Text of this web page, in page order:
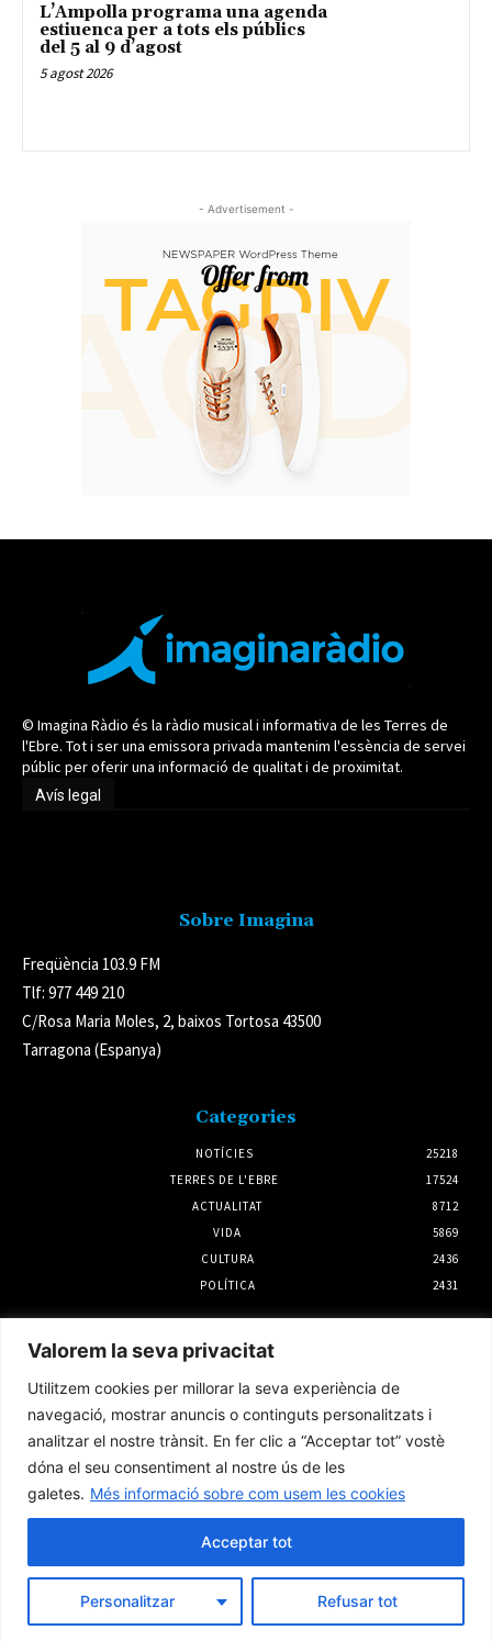
Valorem la seva privacitat
Utilitzem cookies per millorar la seva experiència de
navegació, mostrar anuncis o continguts personalitzats i
analitzar el nostre trànsit. En fer clic a “Acceptar tot” vostè
dóna el seu consentiment al nostre ús de les
galetes. Més informació sobre com usem les cookies
Personalitzar Refusar tot
Acceptar tot
L’Ampolla programa una agenda
estiuenca per a tots els públics
del 5 al 9 d’agost
5 agost 2026
- Advertisement -
© Imagina Ràdio és la ràdio musical i informativa de les Terres de
l'Ebre. Tot i ser una emissora privada mantenim l'essència de servei
públic per oferir una informació de qualitat i de proximitat.
Avís legal
Sobre Imagina
Freqüència 103.9 FM
Tlf: 977 449 210
C/Rosa Maria Moles, 2, baixos Tortosa 43500
Tarragona (Espanya)
Categories
NOTÍCIES
25218
TERRES DE L'EBRE
17524
ACTUALITAT
8712
VIDA
5869
CULTURA
2436
POLÍTICA
2431
nou avís per intensitat de pluja per dilluns a
la tarda
2 agost 2026
Junts per Tortosa denuncia que l’Ajuntament
va recepcionar l’ampliació de l’Auditori amb
obres pendents per valor de més de 256.000
5 agost 2026